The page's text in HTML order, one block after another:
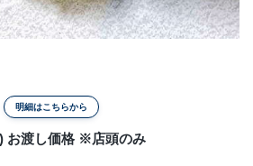
明細はこちらから
お渡し価格 ※店頭のみ